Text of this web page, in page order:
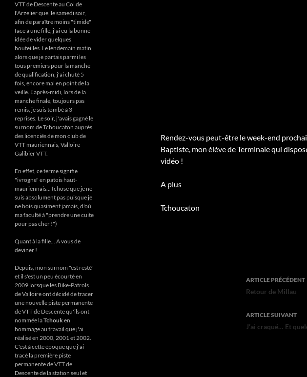
Rendez-vous peut-être le week-end
Baptiste, mon élève de Terminale qui
vidéo !
A plus
Tchoucaton
Navigation
des
articles
ARTICLE PRÉCÉDENT
Retour de Millau
ARTICLE SUIVANT
J’ai craqué… Et
VTT de Descente au Col de
l'Arzelier que, le samedi soir,
afin de paraître moins "timide"
face à une fille, j'ai eu la bonne
idée de vider quelques
bouteilles. Le lendemain matin,
alors que je partais parmi les
tous premiers pour la manche
de qualification, j'ai chuté 5
fois, encore mal en point de la
veille. L'après-midi, lors de la
manche finale, toujours pas
remis, je suis tombé à 3
reprises. Le soir, j'avais gagné le
surnom de Tchoucaton auprès
des licenciés de mon club de
VTT mauriennais, Valloire
Galibier VTT.
En effet, ce terme signifie
"ivrogne" en patois haut-
mauriennais... (chose que je ne
suis absolument pas puisque je
ne bois quasiment jamais, d'où
ma faculté à "prendre une cuite
pour pas cher !")
Quant à la fille... A vous de
deviner !
Depuis, mon surnom "est resté"
et il s'est un peu écourté en
2009 lorsque les Bike-Patrols
de Valloire ont décidé de tracer
une nouvelle piste permanente
de VTT de Descente qu'ils ont
nommée laTchouken
hommage au travail que j'ai
réalisé en 2000, 2001 et 2002.
C'est à cette époque que j'ai
tracé la première piste
permanente de VTT de
Descente de la station seul et